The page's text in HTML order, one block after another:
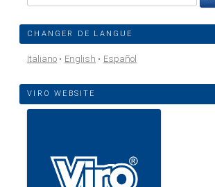
CHANGER DE LANGUE
Italiano English Español
VIRO WEBSITE